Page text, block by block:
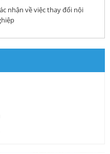
nhận về việc thay đổi nội